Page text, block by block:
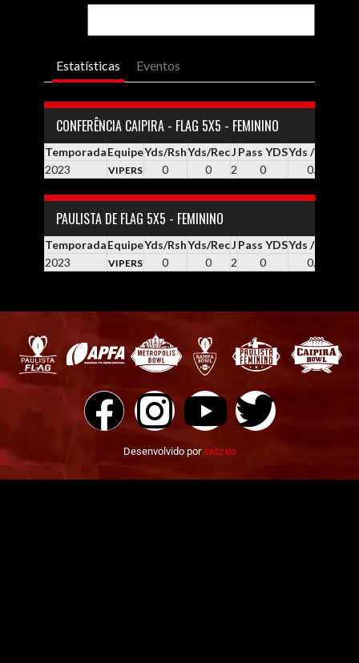
Estatísticas Eventos
CONFERÊNCIA CAIPIRA - FLAG 5X5 - FEMININO
TemporadaEquipeYds/RshYds/RecJ Pass YDSYds / Pass
2023
VIPERS 0 0 2 0 0.0
PAULISTA DE FLAG 5X5 - FEMININO
TemporadaEquipeYds/RshYds/RecJ Pass YDSYds / Pass
2023
VIPERS 0 0 2 0 0.0
Desenvolvido porsntz.us